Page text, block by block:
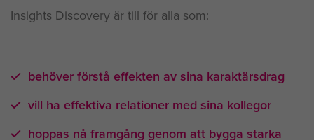
Insights Discovery är till för alla som:
behöver förstå effekten av sina karaktärsdrag
vill ha effektiva relationer med sina kollegor
hoppas nå framgång genom att bygga starka